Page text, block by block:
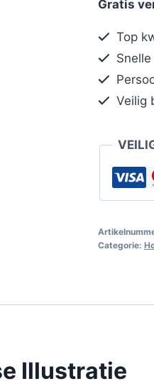
Gratis
Top
Veilig
Categorie:
Illustratie